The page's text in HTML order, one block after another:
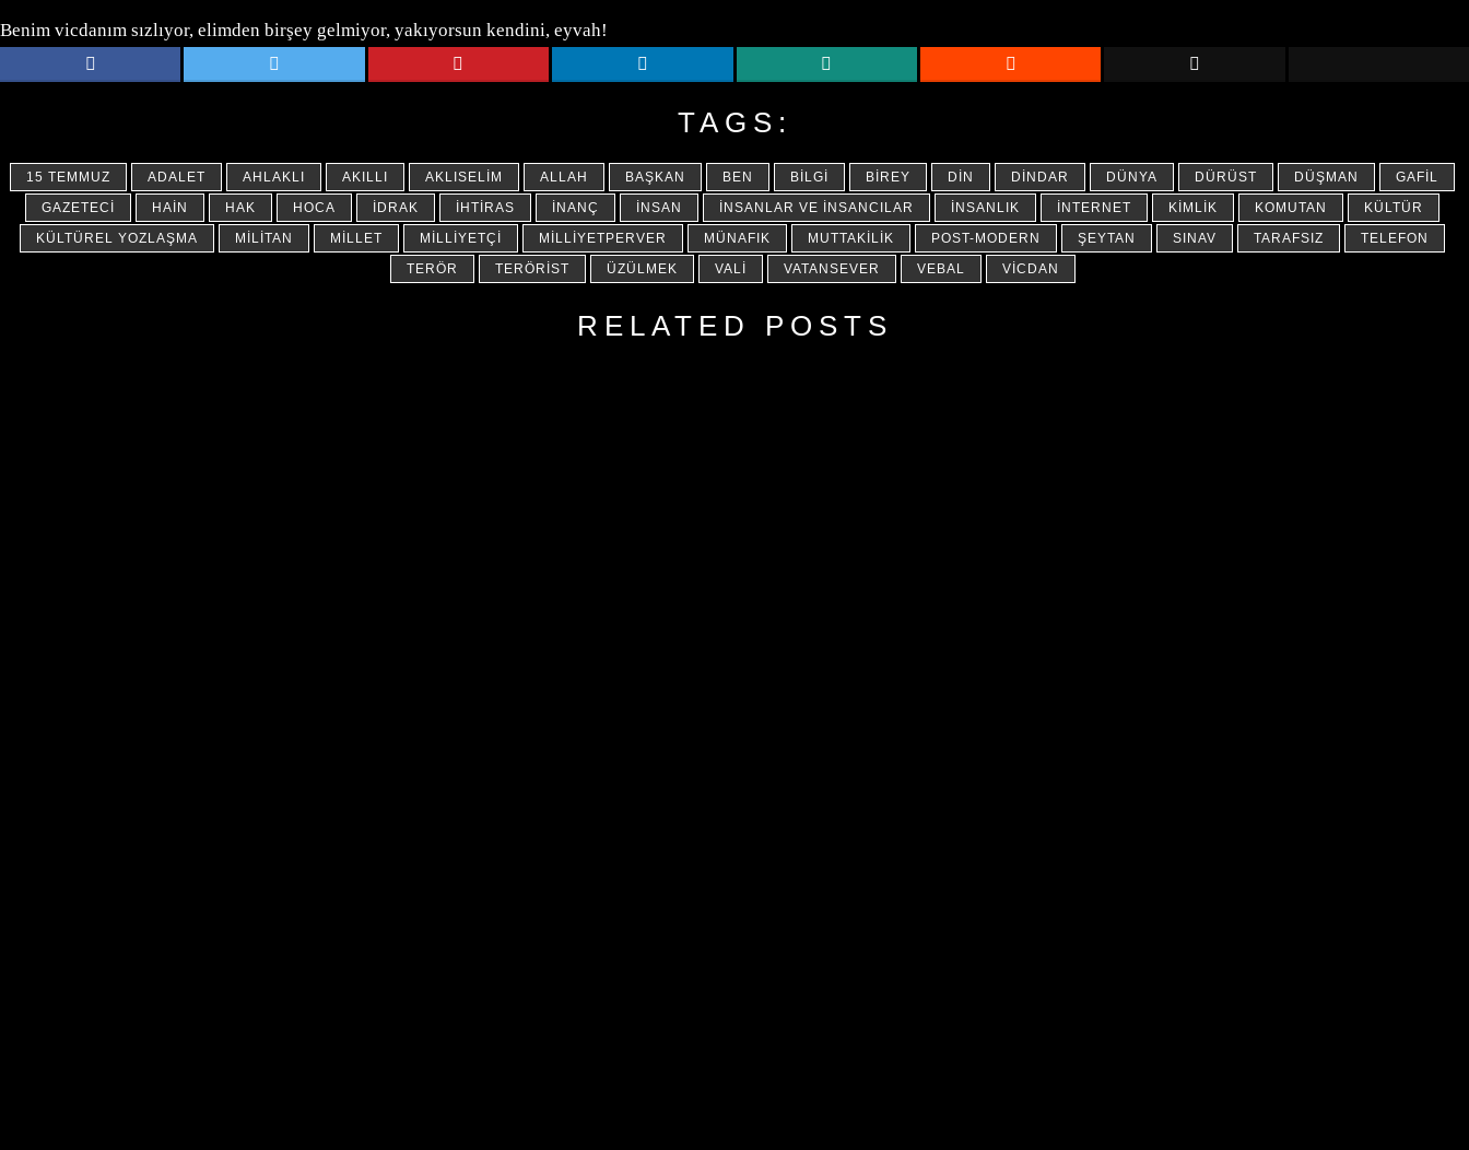
Benim vicdanım sızlıyor, elimden birşey gelmiyor, yakıyorsun kendini, eyvah!
TAGS:
15 TEMMUZ ADALET AHLAKLI AKILLI AKLISELIM ALLAH BAŞKAN BEN BILGI BIREY DIN DINDAR DÜNYA DÜRÜST DÜŞMAN
GAFIL
GAZETECI
HAIN HAK HOCA İDRAK İHTIRAS İNANÇ İNSAN İNSANLAR VE İNSANCILAR İNSANLIK İNTERNET KIMLIK KOMUTAN
KÜLTÜR
KÜLTÜREL YOZLAŞMA
MILITAN MILLET MILLIYETÇI MILLIYETPERVER MÜNAFIK MUTTAKILIK POST-MODERN ŞEYTAN SINAV TARAFSIZ
TELEFON
TERÖR
TERÖRIST ÜZÜLMEK VALI VATANSEVER VEBAL VICDAN
RELATED POSTS